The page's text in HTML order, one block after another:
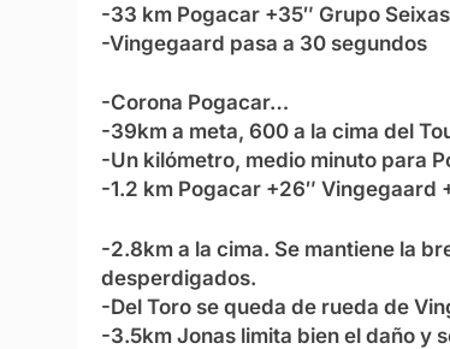
-33 km Pogacar +35″ Grupo
-Vingegaard pasa a 30 segundos
-Corona Pogacar…
-39km a meta, 600 a la cima del
-Un kilómetro, medio minuto para
-1.2 km Pogacar +26″ Vingegaard
-2.8km a la cima. Se mantiene la
desperdigados.
-Del Toro se queda de rueda de
-3.5km Jonas limita bien el daño y